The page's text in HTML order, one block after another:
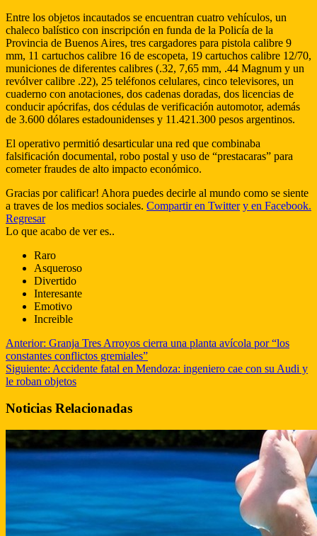
Entre los objetos incautados se encuentran cuatro vehículos, un
chaleco balístico con inscripción en funda de la Policía de la
Provincia de Buenos Aires, tres cargadores para pistola calibre 9
mm, 11 cartuchos calibre 16 de escopeta, 19 cartuchos calibre 12/70,
municiones de diferentes calibres (.32, 7,65 mm, .44 Magnum y un
revólver calibre .22), 25 teléfonos celulares, cinco televisores, un
cuaderno con anotaciones, dos cadenas doradas, dos licencias de
conducir apócrifas, dos cédulas de verificación automotor, además
de 3.600 dólares estadounidenses y 11.421.300 pesos argentinos.
El operativo permitió desarticular una red que combinaba
falsificación documental, robo postal y uso de “prestacaras” para
cometer fraudes de alto impacto económico.
Gracias por calificar! Ahora puedes decirle al mundo como se siente
a traves de los medios sociales. Compartir en Twitter y en Facebook.
Regresar
Lo que acabo de ver es..
Raro
Asqueroso
Divertido
Interesante
Emotivo
Increible
Anterior: Granja Tres Arroyos cierra una planta avícola por “los
constantes conflictos gremiales”
Siguiente: Accidente fatal en Mendoza: ingeniero cae con su Audi y
le roban objetos
Noticias Relacionadas